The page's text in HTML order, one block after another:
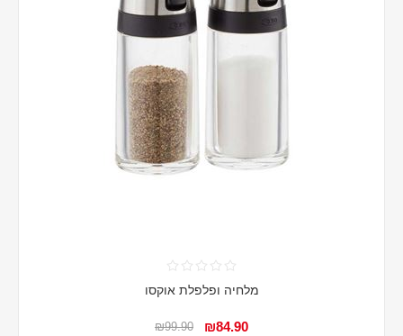
מלחיה ופלפלת אוקסו
₪84.90
₪99.90